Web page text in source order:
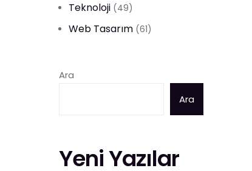
Teknoloji (49)
Web Tasarım (61)
Ara
Ara
Yeni Yazılar